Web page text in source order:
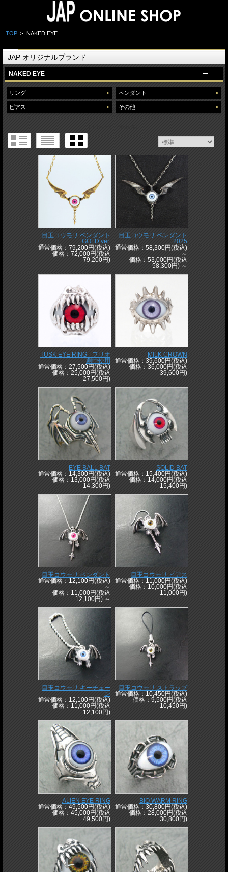
TOP > NAKED EYE
JAP オリジナルブランド
NAKED EYE
リング
ピアス
ペンダント
その他
目玉コウモリ ペンダント
GOLD ver.
通常価格：79,200円(税込)
価格：72,000円(税込
79,200円)
目玉コウモリ ペンダント
2025
通常価格：58,300円(税込)
～
価格：53,000円(税込
58,300円) ～
TUSK EYE RING - フリオ
劇中使用
通常価格：27,500円(税込)
価格：25,000円(税込
27,500円)
MILK CROWN
通常価格：39,600円(税込)
価格：36,000円(税込
39,600円)
EYE BALL BAT
通常価格：14,300円(税込)
価格：13,000円(税込
14,300円)
SOLID BAT
通常価格：15,400円(税込)
価格：14,000円(税込
15,400円)
目玉コウモリ ペンダント
通常価格：12,100円(税込)
～
価格：11,000円(税込
12,100円) ～
目玉コウモリ ピアス
通常価格：11,000円(税込)
価格：10,000円(税込
11,000円)
目玉コウモリ キーチェー
ン
通常価格：12,100円(税込)
価格：11,000円(税込
12,100円)
目玉コウモリ ストラップ
通常価格：10,450円(税込)
価格：9,500円(税込
10,450円)
ALIEN EYE RING
通常価格：49,500円(税込)
価格：45,000円(税込
49,500円)
BIO WARM RING
通常価格：30,800円(税込)
価格：28,000円(税込
30,800円)